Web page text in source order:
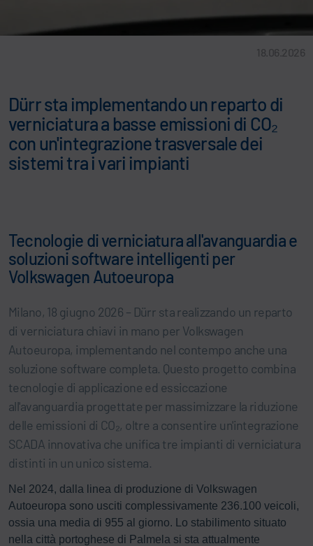
18.06.2026
Dürr sta implementando un reparto di
verniciatura a basse emissioni di CO₂
con un'integrazione trasversale dei
sistemi tra i vari impianti
Tecnologie di verniciatura all'avanguardia e
soluzioni software intelligenti per
Volkswagen Autoeuropa
Milano, 18 giugno 2026 – Dürr sta realizzando un reparto
di verniciatura chiavi in mano per Volkswagen
Autoeuropa, implementando nel contempo anche una
soluzione software completa. Questo progetto combina
tecnologie di applicazione ed essiccazione
all'avanguardia progettate per massimizzare la riduzione
delle emissioni di CO₂, oltre a consentire un'integrazione
SCADA innovativa che unifica tre impianti di verniciatura
distinti in un unico sistema.
Nel 2024, dalla linea di produzione di Volkswagen
Autoeuropa sono usciti complessivamente 236.100 veicoli,
ossia una media di 955 al giorno. Lo stabilimento situato
nella città portoghese di Palmela si sta attualmente